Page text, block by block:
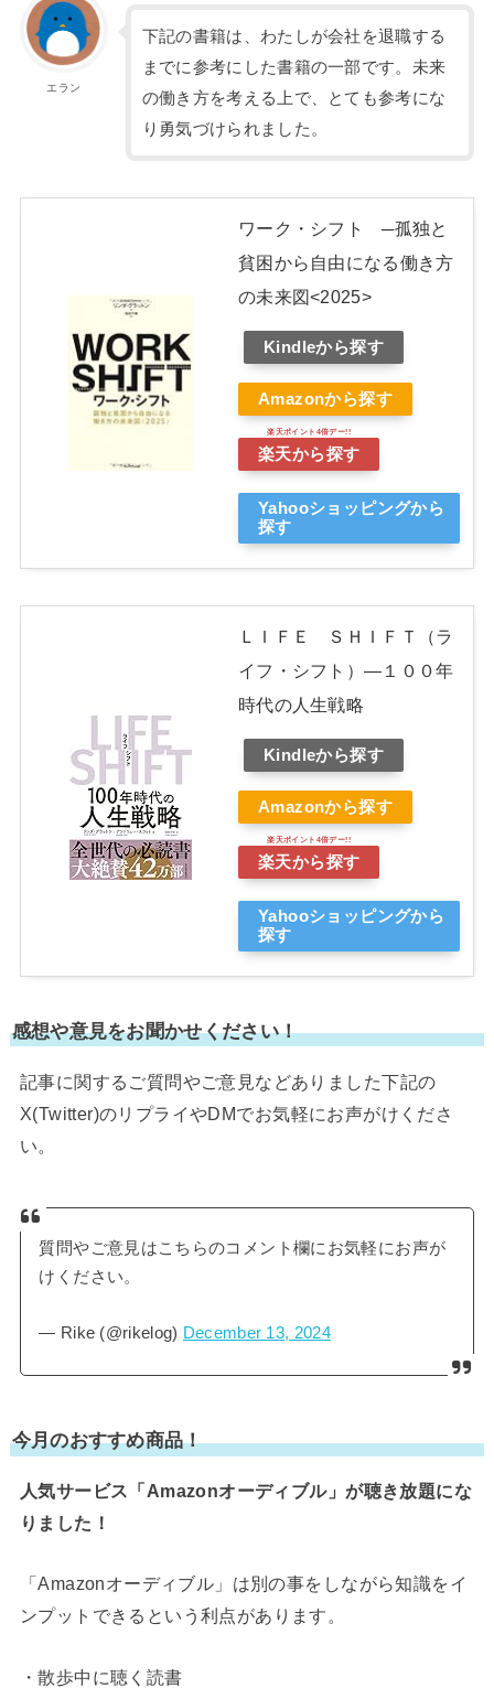
エラン
下記の書籍は、わたしが会社を退職する
までに参考にした書籍の一部です。未来
の働き方を考える上で、とても参考にな
り勇気づけられました。
ワーク・シフト ─孤独と
貧困から自由になる働き方
の未来図<2025>
Kindleから探す
Amazonから探す
楽天から探す
Yahooショッピングから
探す
ＬＩＦＥ ＳＨＩＦＴ（ラ
イフ・シフト）―１００年
時代の人生戦略
Kindleから探す
Amazonから探す
楽天から探す
Yahooショッピングから
探す
感想や意見をお聞かせください！
記事に関するご質問やご意見などありました下記の
X(Twitter)のリプライやDMでお気軽にお声がけくださ
い。
質問やご意見はこちらのコメント欄にお気軽にお声が
けください。
— Rike (@rikelog) December 13, 2024
今月のおすすめ商品！
人気サービス「Amazonオーディブル」が聴き放題にな
りました！
「Amazonオーディブル」は別の事をしながら知識をイ
ンプットできるという利点があります。
・散歩中に聴く読書